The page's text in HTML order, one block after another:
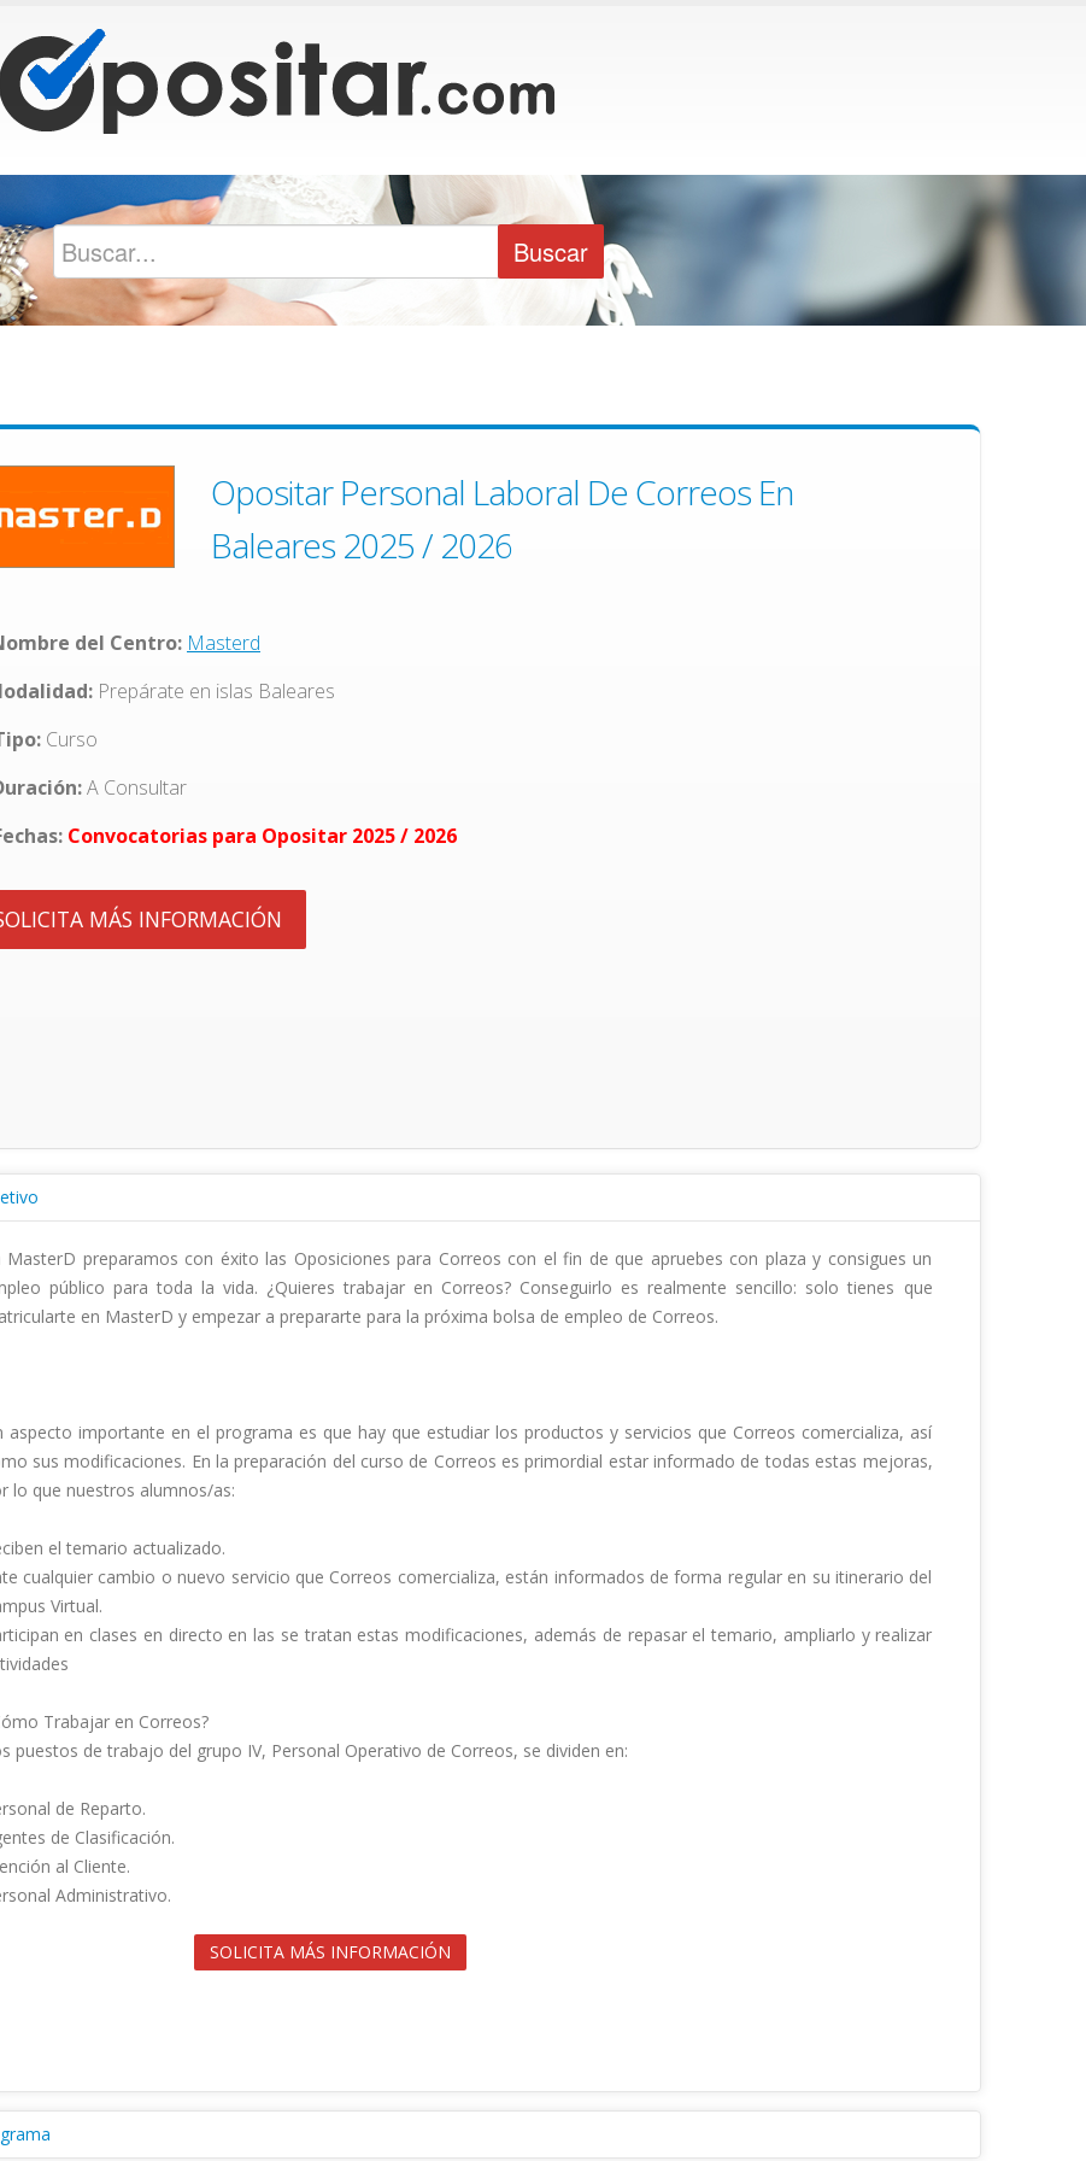
Opositar Personal Laboral De Correos En
Baleares 2025 / 2026
del Centro: Masterd
Prepárate en islas Baleares
Curso
A Consultar
Convocatorias para Opositar 2025 / 2026
MÁS INFORMACIÓN
MasterD preparamos con éxito las Oposiciones para Correos con el fin de que apruebes con plaza y consigues un
público para toda la vida. ¿Quieres trabajar en Correos? Conseguirlo es realmente sencillo: solo tienes que
en MasterD y empezar a prepararte para la próxima bolsa de empleo de Correos.
aspecto importante en el programa es que hay que estudiar los productos y servicios que Correos comercializa, así
sus modificaciones. En la preparación del curso de Correos es primordial estar informado de todas estas mejoras,
lo que nuestros alumnos/as:
el temario actualizado.
cualquier cambio o nuevo servicio que Correos comercializa, están informados de forma regular en su itinerario del
Virtual.
en clases en directo en las se tratan estas modificaciones, además de repasar el temario, ampliarlo y realizar
Trabajar en Correos?
puestos de trabajo del grupo IV, Personal Operativo de Correos, se dividen en:
de Reparto.
de Clasificación.
al Cliente.
Administrativo.
SOLICITA MÁS INFORMACIÓN